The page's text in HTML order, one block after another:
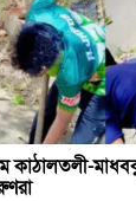
কাঠালতলী-